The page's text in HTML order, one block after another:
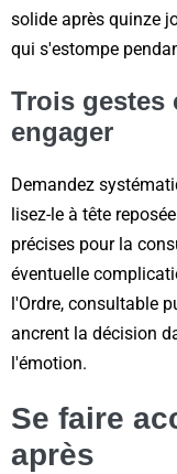
solide après quinze
qui s'estompe
Trois gestes
engager
Demandez
lisez-le à tête
précises pour la
éventuelle
l'Ordre, consultable
ancrent la décision
l'émotion.
Se faire
après